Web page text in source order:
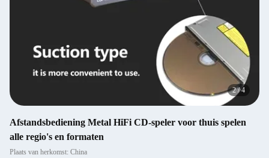
2/4
Afstandsbediening Metal HiFi CD-speler voor thuis spelen
alle regio's en formaten
Plaats van herkomst: China